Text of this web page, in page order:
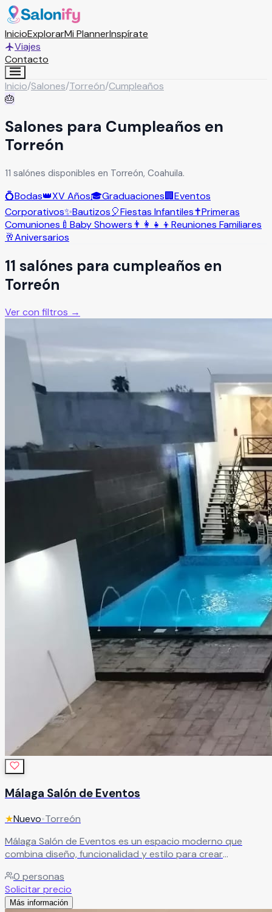
InicioExplorarMi PlannerInspírate
Viajes
Contacto
Inicio/Salones/Torreón/Cumpleaños
🎂
Salones para Cumpleaños en
Torreón
11 salónes disponibles en Torreón, Coahuila.
💍Bodas👑XV Años🎓Graduaciones🏢Eventos
Corporativos✨Bautizos🎈Fiestas Infantiles✝️Primeras
Comuniones 🍼 Baby Showers 👨‍👩‍👧‍👦 Reuniones Familiares
🥂Aniversarios
11 salónes para cumpleaños en
Torreón
Ver con filtros →
Málaga Salón de Eventos
★Nuevo•Torreón
Málaga Salón de Eventos es un espacio moderno que
combina diseño, funcionalidad y estilo para crear
reuniones familiares íntimas hasta grandes eventos,
ofreciendo instalaciones amplias, luminosas y equipadas
con tecnología de punta para garantizar el éxito de cada
0 personas
Solicitar precio
Más información